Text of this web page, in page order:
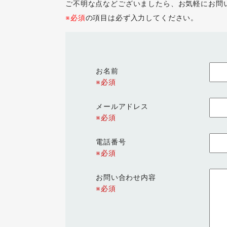
ご不明な点などございましたら、お気軽にお問
※必須の項目は必ず入力してください。
お名前
※必須
メールアドレス
※必須
電話番号
※必須
お問い合わせ内容
※必須